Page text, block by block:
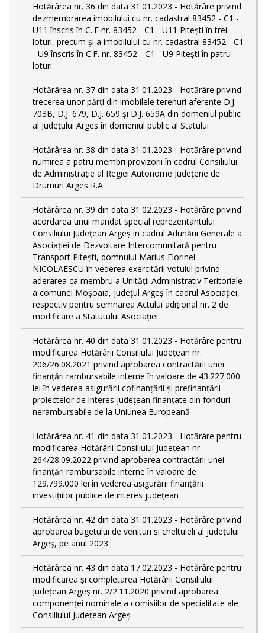
Hotărârea nr. 36 din data 31.01.2023 - Hotărâre privind
dezmembrarea imobilului cu nr. cadastral 83452 - C1 -
U11 înscris în C..F nr. 83452 - C1 - U11 Piteşti în trei
loturi, precum şi a imobilului cu nr. cadastral 83452 - C1
- U9 înscris în C.F. nr. 83452 - C1 - U9 Piteşti în patru
loturi
Hotărârea nr. 37 din data 31.01.2023 - Hotărâre privind
trecerea unor părţi din imobilele terenuri aferente D.J.
703B, D.J. 679, D.J. 659 şi D.J. 659A din domeniul public
al Judeţului Argeş în domeniul public al Statului
Hotărârea nr. 38 din data 31.01.2023 - Hotărâre privind
numirea a patru membri provizorii în cadrul Consiliului
de Administraţie al Regiei Autonome Judeţene de
Drumuri Argeş R.A.
Hotărârea nr. 39 din data 31.02.2023 - Hotărâre privind
acordarea unui mandat special reprezentantului
Consiliului Judeţean Argeş in cadrul Adunării Generale a
Asociaţiei de Dezvoltare Intercomunitară pentru
Transport Piteşti, domnului Marius Florinel
NICOLAESCU în vederea exercitării votului privind
aderarea ca membru a Unităţii Administrativ Teritoriale
a comunei Moşoaia, judeţul Argeş în cadrul Asociaţiei,
respectiv pentru semnarea Actului adiţional nr. 2 de
modificare a Statutului Asociaţiei
Hotărârea nr. 40 din data 31.01.2023 - Hotărâre pentru
modificarea Hotărârii Consiliului Judeţean nr.
206/26.08.2021 privind aprobarea contractării unei
finanţări rambursabile interne în valoare de 43.227.000
lei în vederea asigurării cofinanţării şi prefinanţării
proiectelor de interes judeţean finanţate din fonduri
nerambursabile de la Uniunea Europeană
Hotărârea nr. 41 din data 31.01.2023 - Hotărâre pentru
modificarea Hotărârii Consiliului Judeţean nr.
264/28.09.2022 privind aprobarea contractării unei
finanţări rambursabile interne în valoare de
129.799.000 lei în vederea asigurării finanţării
investiţiilor publice de interes judeţean
Hotărârea nr. 42 din data 31.01.2023 - Hotărâre privind
aprobarea bugetului de venituri şi cheltuieli al judeţului
Argeş, pe anul 2023
Hotărârea nr. 43 din data 17.02.2023 - Hotărâre pentru
modificarea și completarea Hotărârii Consiliului
Județean Argeș nr. 2/2.11.2020 privind aprobarea
componenței nominale a comisiilor de specialitate ale
Consiliului Județean Argeș